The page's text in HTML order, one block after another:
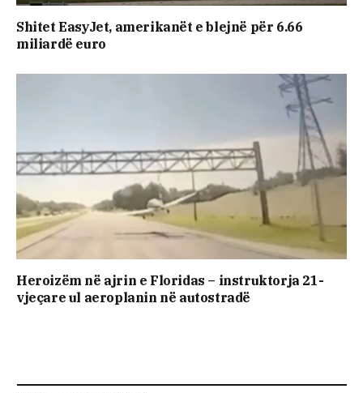
Shitet EasyJet, amerikanët e blejnë për 6.66
miliardë euro
Heroizëm në ajrin e Floridas – instruktorja 21-
vjeçare ul aeroplanin në autostradë